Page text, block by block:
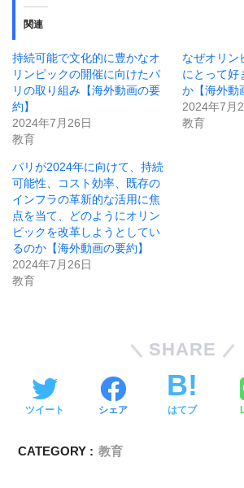
関連
持続可能で文化的に豊かなオ
リンピックの開催に向けたパ
リの取り組み【海外動画の要
約】
2024年7月26日
教育
なぜオリン
にとって好
か【海外動
2024年7月
教育
パリが2024年に向けて、持続
可能性、コスト効率、既存の
インフラの革新的な活用に焦
点を当て、どのようにオリン
ピックを改革しようとしてい
るのか【海外動画の要約】
2024年7月26日
教育
SHARE
ツイート シェア はてブ
CATEGORY : 教育